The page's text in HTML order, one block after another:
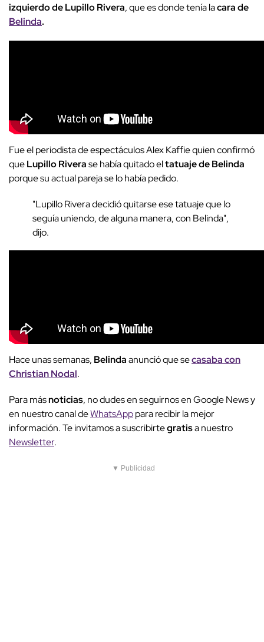
izquierdo de Lupillo Rivera, que es donde tenía lacara de
Belinda.
Fue el periodista de espectáculos Alex Kaffie quien confirmó
queLupillo Riverase había quitado eltatuaje de Belinda
porque su actual pareja se lo había pedido.
"Lupillo Rivera decidió quitarse ese tatuaje que lo
seguía uniendo, de alguna manera, con Belinda",
dijo.
Hace unas semanas, Belindaanunció que secasaba con
Christian Nodal.
Para másnoticias, no dudes en seguirnos en Google News y
en nuestro canal deWhatsApppara recibir la mejor
información. Te invitamos a suscribirtegratisa nuestro
Newsletter.
▼ Publicidad